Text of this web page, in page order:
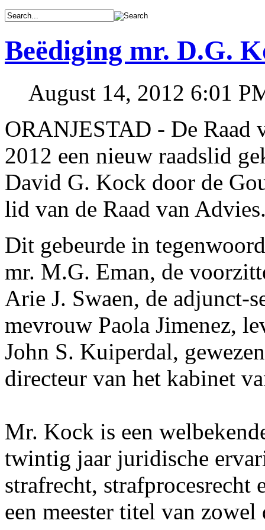
Beëdiging mr. D.G.
August 14, 2012 6:01
ORANJESTAD - De Raad
2012 een nieuw raadslid
David G. Kock door de
lid van de Raad van
Dit gebeurde in
mr. M.G. Eman, de
Arie J. Swaen, de adjunct-
mevrouw Paola Jimenez,
John S. Kuiperdal,
directeur van het kabinet
Mr. Kock is een
twintig jaar juridische
strafrecht,
een meester titel van